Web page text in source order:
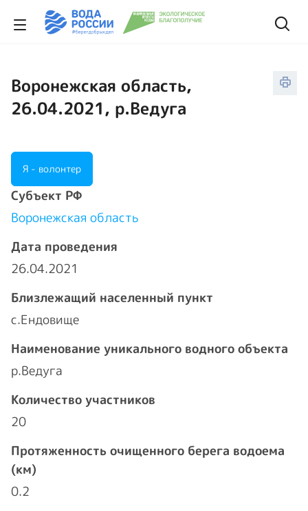
Воронежская область,
26.04.2021, р.Ведуга
Я - волонтер
Cубъект РФ
Воронежская область
Дата проведения
26.04.2021
Близлежащий населенный пункт
с.Ендовище
Наименование уникального водного объекта
р.Ведуга
Количество участников
20
Протяженность очищенного берега водоема
(км)
0.2